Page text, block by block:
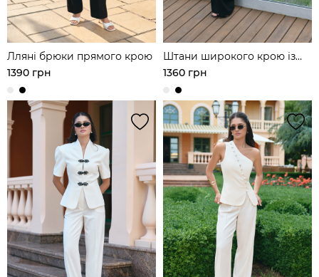
Лляні брюки прямого крою
1390 грн
Штани широкого крою із
лляної тканини
1360 грн